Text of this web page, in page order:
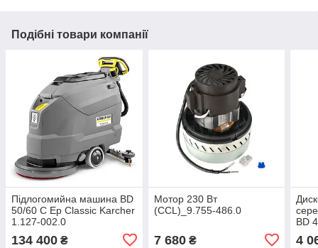
Подібні товари компанії
Підлогомийна машина BD
50/60 C Ep Classic Karcher
1.127-002.0
134 400 ₴
Мотор 230 Вт
(CCL)_9.755-486.0
7 680₴
BD
4